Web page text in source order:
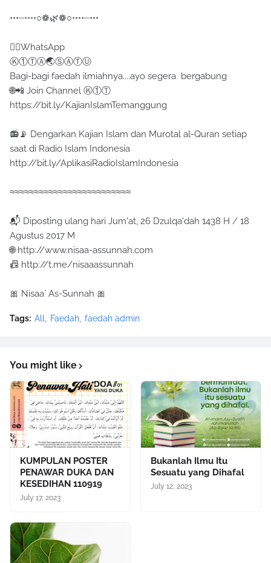
•••┈••••○❁🌿❁○••••┈•••
✍🏻WhatsApp
Ⓚ①ⓉⒶ🌏ⓈⒶⓉⓊ
Bagi-bagi faedah ilmiahnya....ayo segera bergabung
🌐📲 Join Channel Ⓚ①Ⓣ
https://bit.ly/KajianIslamTemanggung
📻📡 Dengarkan Kajian Islam dan Murotal al-Quran setiap
saat di Radio Islam Indonesia
http://bit.ly/AplikasiRadioIslamIndonesia
≈≈≈≈≈≈≈≈≈≈≈≈≈≈≈≈≈≈≈≈≈≈≈≈≈
📬 Diposting ulang hari Jum'at, 26 Dzulqa'dah 1438 H / 18
Agustus 2017 M
🌐 http://www.nisaa-assunnah.com
📠 http://t.me/nisaaassunnah
🎀 Nisaa` As-Sunnah 🎀
Tags: All Faedah faedah admin
You might like
KUMPULAN POSTER
PENAWAR DUKA DAN
KESEDIHAN 110919
July 17, 2023
Bukanlah Ilmu Itu
Sesuatu yang Dihafal
July 12, 2023